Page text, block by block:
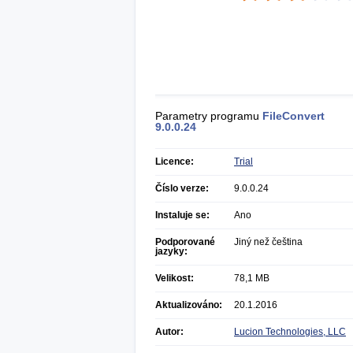
Parametry programu FileConvert
9.0.0.24
Licence: Trial
Číslo verze: 9.0.0.24
Instaluje se: Ano
Podporované
jazyky:
Jiný než čeština
Velikost: 78,1 MB
Aktualizováno: 20.1.2016
Autor: Lucion Technologies, LLC